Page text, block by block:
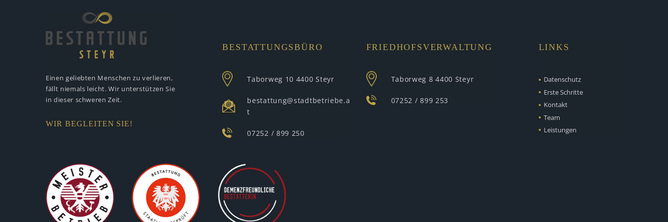
Einen geliebten Menschen zu verlieren,
fällt niemals leicht. Wir unterstützen Sie
in dieser schweren Zeit.
WIR BEGLEITEN SIE!
BESTATTUNGSBÜRO
Taborweg 10 4400 Steyr
bestattung@stadtbetriebe.a
t
07252 / 899 250
FRIEDHOFSVERWALTUNG
Taborweg 8 4400 Steyr
07252 / 899 253
LINKS
Datenschutz
Erste Schritte
Kontakt
Team
Leistungen